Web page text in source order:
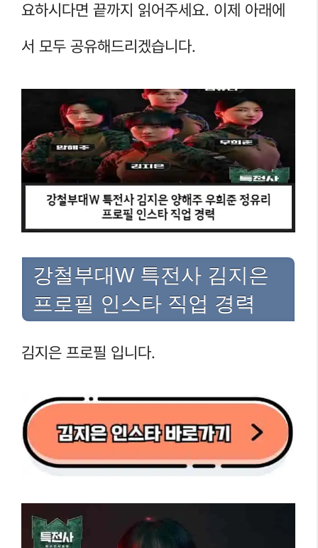
요하시다면 끝까지 읽어주세요. 이제 아래에
서 모두 공유해드리겠습니다.
강철부대W 특전사 김지은
프로필 인스타 직업 경력
김지은 프로필 입니다.